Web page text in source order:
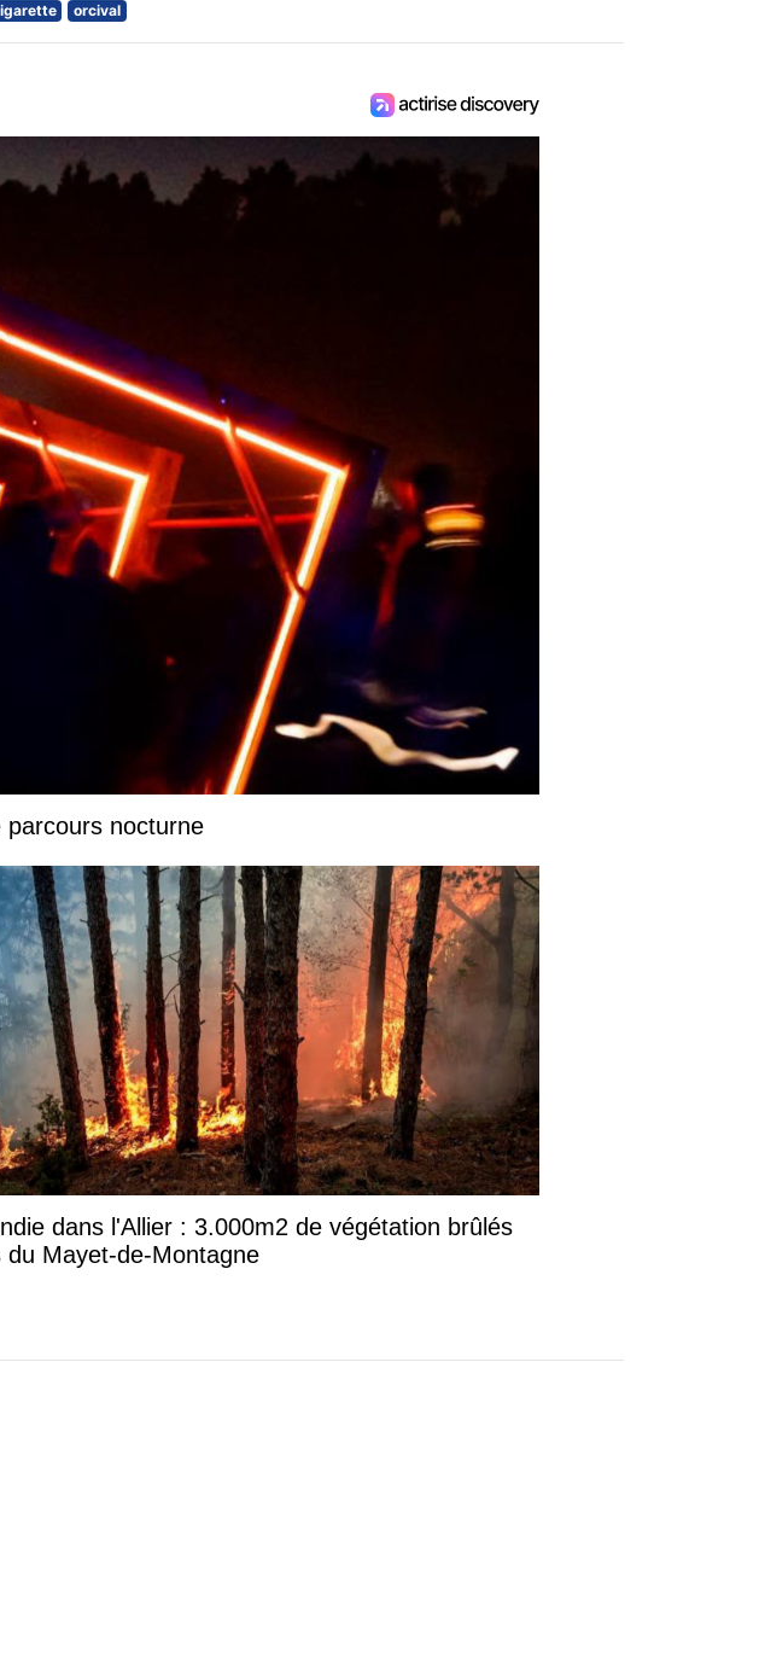
orcival
nocturne
dans l'Allier : 3.000m2 de végétation brûlés
du Mayet-de-Montagne